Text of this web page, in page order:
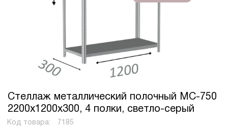
Стеллаж металлический полочный МС-750
2200х1200х300, 4 полки, светло-серый
Код товара: 7185